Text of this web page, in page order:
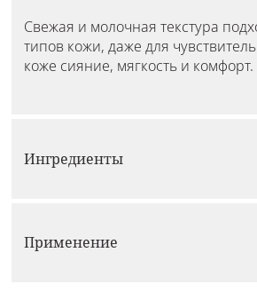
Свежая и молочная текстура
типов кожи, даже для
коже сияние, мягкость и комфорт.
Ингредиенты
Применение